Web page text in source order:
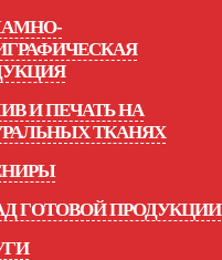
И ПЕЧАТЬ НА
ТКАНЯХ
ГОТОВОЙ ПРОДУКЦИИ